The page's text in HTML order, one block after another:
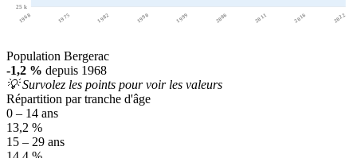
25 k
1968 1975 1982 1990 1999 2006 2011 2016 2022
Population Bergerac
-1,2 % depuis 1968
💡 Survolez les points pour voir les valeurs
Répartition par tranche d'âge
0 – 14 ans
13,2 %
15 – 29 ans